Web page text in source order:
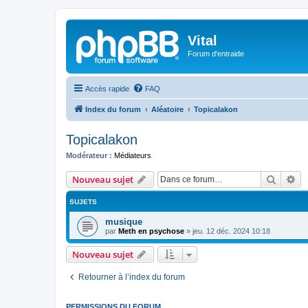
Vital
Forum d'entraide
Accès rapide FAQ
Index du forum Aléatoire Topicalakon
Topicalakon
Modérateur : Médiateurs
Nouveau sujet
SUJETS
musique
par Meth en psychose » jeu. 12 déc. 2024 10:18
Nouveau sujet
Retourner à l’index du forum